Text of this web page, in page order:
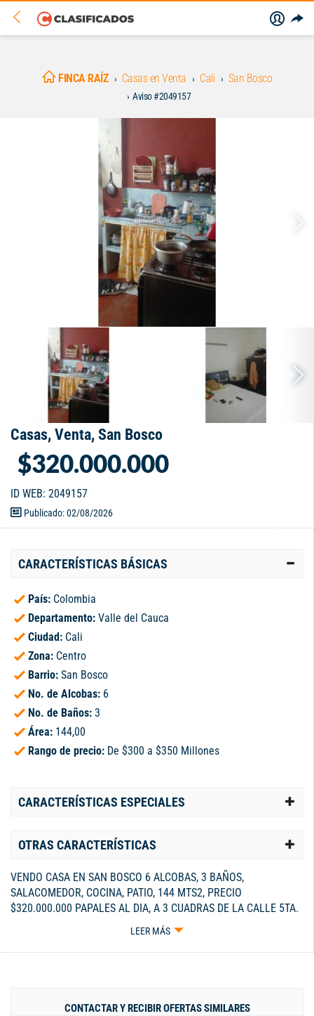
FINCA RAÍZ Casas en Venta Cali San Bosco
Aviso #2049157
Casas, Venta, San Bosco
$320.000.000
ID WEB: 2049157
Publicado: 02/08/2026
CARACTERÍSTICAS BÁSICAS
País: Colombia
Departamento: Valle del Cauca
Ciudad: Cali
Zona: Centro
Barrio: San Bosco
No. de Alcobas: 6
No. de Baños: 3
Área: 144,00
Rango de precio: De $300 a $350 Millones
CARACTERÍSTICAS ESPECIALES
OTRAS CARACTERÍSTICAS
VENDO CASA EN SAN BOSCO 6 ALCOBAS, 3 BAÑOS,
SALACOMEDOR, COCINA, PATIO, 144 MTS2, PRECIO
$320.000.000 PAPALES AL DIA, A 3 CUADRAS DE LA CALLE 5TA.
LEER MÁS
CONTACTAR Y RECIBIR OFERTAS SIMILARES